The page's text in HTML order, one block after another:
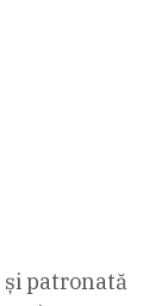
patronată